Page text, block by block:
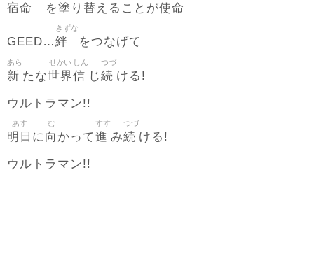
宿命 を塗 り 替 えることが使命
GEED…絆
きずな
をつなげて
新
あら
たな世界
せかい
信
しん
じ続
つづ
ける!
ウルトラマン!!
明日
あす
に向
む
かって進
すす
み続
つづ
ける!
ウルトラマン!!